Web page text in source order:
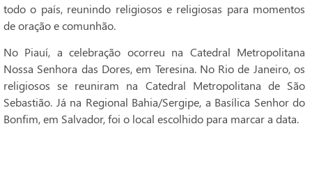
todo o país, reunindo religiosos e religiosas para momentos
de oração e comunhão.
No Piauí, a celebração ocorreu na Catedral Metropolitana
Nossa Senhora das Dores, em Teresina. No Rio de Janeiro, os
religiosos se reuniram na Catedral Metropolitana de São
Sebastião. Já na Regional Bahia/Sergipe, a Basílica Senhor do
Bonfim, em Salvador, foi o local escolhido para marcar a data.